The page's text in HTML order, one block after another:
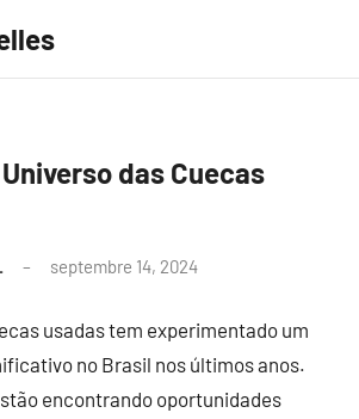
das Cuecas
septembre 14, 2024
usadas tem experimentado um
no Brasil nos últimos anos.
encontrando oportunidades